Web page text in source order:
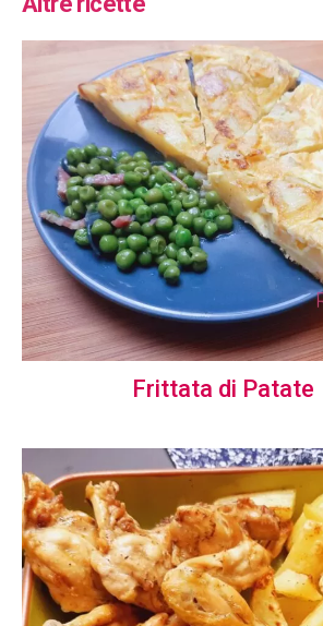
Frittata di Patate